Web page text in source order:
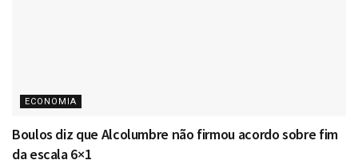
ECONOMIA
Boulos diz que Alcolumbre não firmou acordo sobre fim
da escala 6×1